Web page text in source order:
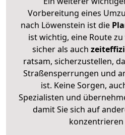
Vorbereitung eines
nach Löwenstein ist die
ist wichtig, eine Route
sicher als auch
ratsam, sicherzustellen,
Straßensperrungen und
ist. Keine Sorgen,
Spezialisten und
damit Sie sich auf